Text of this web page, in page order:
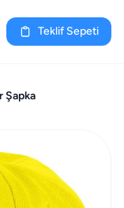
Teklif Sepeti
Şapka